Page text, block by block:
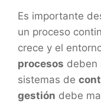
Es importante
un proceso
crece y el
procesos deben
sistemas de
gestión debe